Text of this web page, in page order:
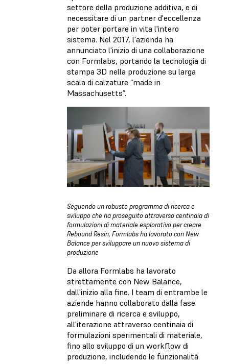
settore della produzione additiva, e di
necessitare di un partner d'eccellenza
per poter portare in vita l'intero
sistema. Nel 2017, l'azienda ha
annunciato l'inizio di una collaborazione
con Formlabs, portando la tecnologia di
stampa 3D nella produzione su larga
scala di calzature “made in
Massachusetts”.
Seguendo un robusto programma di ricerca e
sviluppo che ha proseguito attraverso centinaia di
formulazioni di materiale esplorativo per creare
Rebound Resin, Formlabs ha lavorato con New
Balance per sviluppare un nuovo sistema di
produzione
Da allora Formlabs ha lavorato
strettamente con New Balance,
dall'inizio alla fine. I team di entrambe le
aziende hanno collaborato dalla fase
preliminare di ricerca e sviluppo,
all'iterazione attraverso centinaia di
formulazioni sperimentali di materiale,
fino allo sviluppo di un workflow di
produzione, includendo le funzionalità